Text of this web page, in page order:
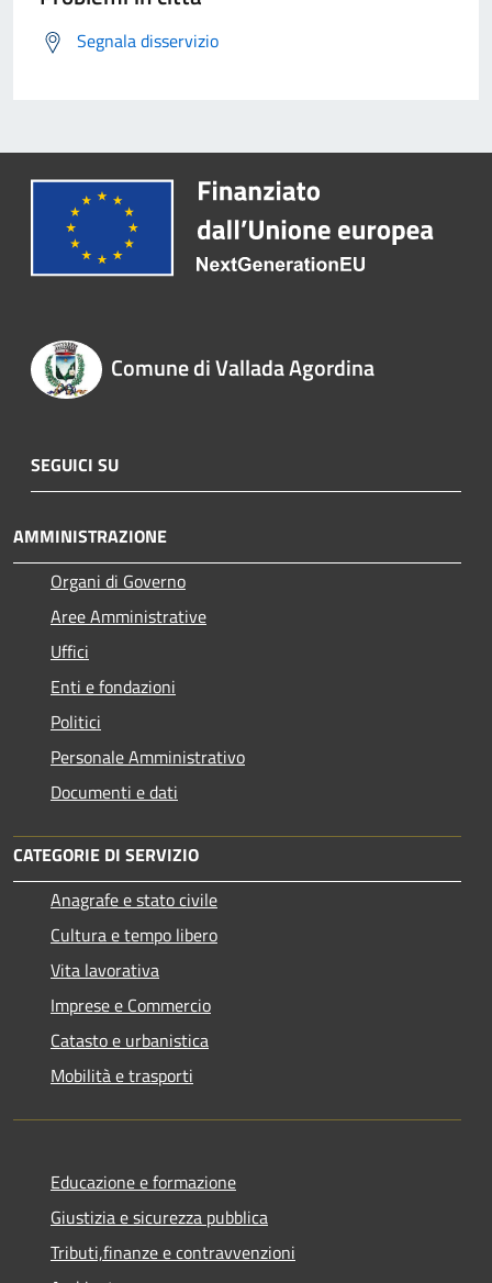
Segnala disservizio
Comune di Vallada Agordina
SEGUICI SU
AMMINISTRAZIONE
Organi di Governo
Aree Amministrative
Uffici
Enti e fondazioni
Politici
Personale Amministrativo
Documenti e dati
CATEGORIE DI SERVIZIO
Anagrafe e stato civile
Cultura e tempo libero
Vita lavorativa
Imprese e Commercio
Catasto e urbanistica
Mobilità e trasporti
Educazione e formazione
Giustizia e sicurezza pubblica
Tributi,finanze e contravvenzioni